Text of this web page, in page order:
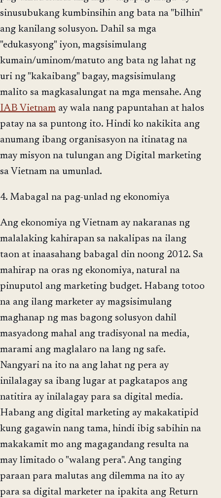
sinusubukang kumbinsihin ang bata na "bilhin"
ang kanilang solusyon. Dahil sa mga
"edukasyong" iyon, magsisimulang
kumain/uminom/matuto ang bata ng lahat ng
uri ng "kakaibang" bagay, magsisimulang
malito sa magkasalungat na mga mensahe. Ang
IAB Vietnam ay wala nang papuntahan at halos
patay na sa puntong ito. Hindi ko nakikita ang
anumang ibang organisasyon na itinatag na
may misyon na tulungan ang Digital marketing
sa Vietnam na umunlad.
4. Mabagal na pag-unlad ng ekonomiya
Ang ekonomiya ng Vietnam ay nakaranas ng
malalaking kahirapan sa nakalipas na ilang
taon at inaasahang babagal din noong 2012. Sa
mahirap na oras ng ekonomiya, natural na
pinuputol ang marketing budget. Habang totoo
na ang ilang marketer ay magsisimulang
maghanap ng mas bagong solusyon dahil
masyadong mahal ang tradisyonal na media,
marami ang maglalaro na lang ng safe.
Nangyari na ito na ang lahat ng pera ay
inilalagay sa ibang lugar at pagkatapos ang
natitira ay inilalagay para sa digital media.
Habang ang digital marketing ay makakatipid
kung gagawin nang tama, hindi ibig sabihin na
makakamit mo ang magagandang resulta na
may limitado o "walang pera". Ang tanging
paraan para malutas ang dilemma na ito ay
para sa digital marketer na ipakita ang Return